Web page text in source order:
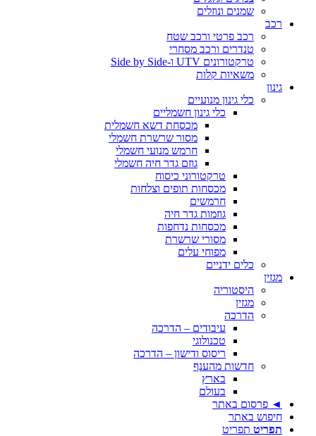
שמנים ונוזלים
רכב
רכב פרטי ורכב שטח
טנדרים ורכב מסחרי
טרקטורונים UTV ו-Side by Side
משאיות קלות
גינון
כלי גינון מנועיים
כלי גינון חשמליים
מכסחת דשא חשמלית
מסור שרשרת חשמלי
חרמש מנועי חשמלי
גוזם גדר חיה חשמלי
טרקטורוני כיסוח
מכסחות תופים וצלחות
חרמשים
גוזמות גדר חיה
מכסחות נדחפות
מסורי שרשרת
מפוחי עלים
כלים ידניים
מגזין
היסטוריה
מגזין
הדרכה
עיבודים – הדרכה
טכנולוגי
ריסוס ודישון – הדרכה
חדשות מהענף
בארץ
בעולם
◄ פרסום באתר
חיפוש באתר
תפריט תפריט